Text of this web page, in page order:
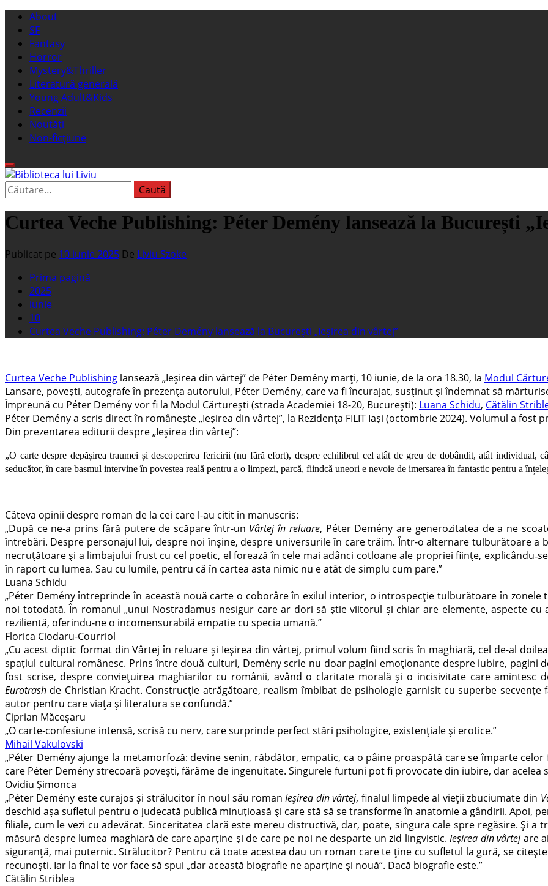
Sari
conținut
Meniu
principal
About
SF
Fantasy
Horror
Mystery&Thriller
Literatură generală
Young Adult&Kids
Recenzii
Noutăți
Non-ficțiune
Biblioteca lui Liviu
Fostul blog FanSF
Caută
după:
Curtea Veche Publishing: Péter Demény lansează la București
Publicat pe 10 iunie 2025 De Liviu Szoke
Prima pagină
2025
iunie
10
Curtea Veche Publishing: Péter Demény lansează la București „Ieșirea din vârtej”
Curtea Veche Publishing lansează „Ieșirea din vârtej” de Péter Demény marți, 10 iunie, de la ora 18.30, la Modul
Lansare, povești, autografe în prezența autorului, Péter Demény, care va fi încurajat, susținut și îndemnat să
Împreună cu Péter Demény vor fi la Modul Cărturești (strada Academiei 18-20, București): Luana Schidu, Cătălin
Péter Demény a scris directîn românește„Ieșirea din vârtej”, la Rezidența FILIT Iași (octombrie 2024). Volumul a fost
Din prezentarea editurii despre „Ieșirea din vârtej”:
„O carte despre depășirea traumei și descoperirea fericirii (nu fără efort), despre echilibrul cel atât de greu de dobândit, atât individual,
seducător, în care basmul intervine în povestea reală pentru a o limpezi, parcă, fiindcă uneori e nevoie de imersarea în fantastic pentru a
Câteva opinii despre roman de la cei care l-au citit în manuscris:
„După ce ne-a prins fără putere de scăpare într-un Vârtej în reluare, Péter Demény are generozitatea de a ne
întrebări. Despre personajul lui, despre noi înșine, despre universurile în care trăim. Într-o alternare tulburătoare a
necruțătoare și a limbajului frust cu cel poetic, el forează în cele mai adânci cotloane ale propriei ființe,
în raport cu lumea. Sau cu lumile, pentru că în cartea asta nimic nu e atât de simplu cum pare.”
Luana Schidu
„Péter Demény întreprinde în această nouă carte o coborâre în exilul interior, o introspecţie tulburătoare în zonele
noi totodată. În romanul „unui Nostradamus nesigur care ar dori să știe viitorul și chiar are elemente, aspecte cu
rezilientă, oferindu-ne o incomensurabilă empatie cu specia umană.”
Florica Ciodaru-Courriol
„Cu acest diptic format din Vârtej în reluare și Ieșirea din vârtej, primul volum fiind scris în maghiară, cel de-al
spațiul cultural românesc. Prins între două culturi, Demény scrie nu doar pagini emoționante despre iubire, pagini
fost scrise, despre conviețuirea maghiarilor cu românii, având o claritate morală și o incisivitate care amintesc
Eurotrash de Christian Kracht. Construcție atrăgătoare, realism îmbibat de psihologie garnisit cu superbe
autor pentru care viața și literatura se confundă.”
Ciprian Măceșaru
„O carte-confesiune intensă, scrisă cu nerv, care surprinde perfect stări psihologice, existențiale și erotice.”
Mihail Vakulovski
„Péter Demény ajunge la metamorfoză: devine senin, răbdător, empatic, ca o pâine proaspătă care se împarte
care Péter Demény strecoară povești, fărâme de ingenuitate. Singurele furtuni pot fi provocate din iubire, dar acelea
Ovidiu Șimonca
„Péter Demény este curajos și strălucitor în noul său romanIeșirea din vârtej, finalul limpede al vieții zbuciumate din
deschid așa sufletul pentru o judecată publică minuțioasă și care stă să se transforme în anatomie a gândirii. Apoi,
filiale, cum le vezi cu adevărat. Sinceritatea clară este mereu distructivă, dar, poate, singura cale spre regăsire. Și
măsură despre lumea maghiară de care aparține și de care pe noi ne desparte un zid lingvistic.Ieșirea din vârtejare
siguranță, mai puternic. Strălucitor? Pentru că toate acestea dau un roman care te ține cu sufletul la gură, se
recunoști. Iar la final te vor face să spui „dar această biografie ne aparține și nouă“. Dacă biografie este.”
Cătălin Striblea